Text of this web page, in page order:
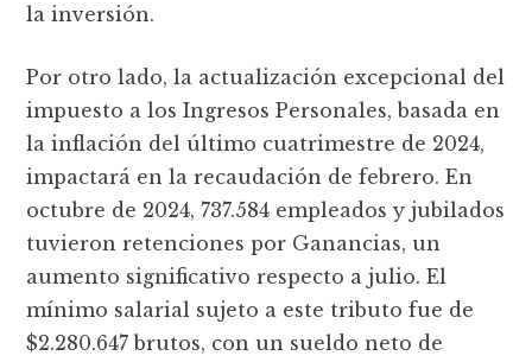
la inversión.
Por otro lado, la actualización excepcional del
impuesto a los Ingresos Personales, basada en
la inflación del último cuatrimestre de 2024,
impactará en la recaudación de febrero. En
octubre de 2024, 737.584 empleados y jubilados
tuvieron retenciones por Ganancias, un
aumento significativo respecto a julio. El
mínimo salarial sujeto a este tributo fue de
$2.280.647 brutos, con un sueldo neto de